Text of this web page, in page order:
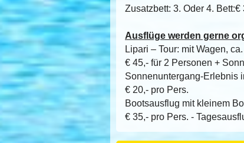
Zusatzbett: 3. Oder 4. Bett:€
Ausflüge werden gerne
Lipari – Tour: mit Wagen,
€ 45,- für 2 Personen +
Sonnenuntergang-Erlebnis
€ 20,- pro Pers.
Bootsausflug mit kleinem
€ 35,- pro Pers. -